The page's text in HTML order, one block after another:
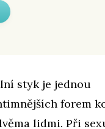
styk je jednou
forem
lidmi. Při